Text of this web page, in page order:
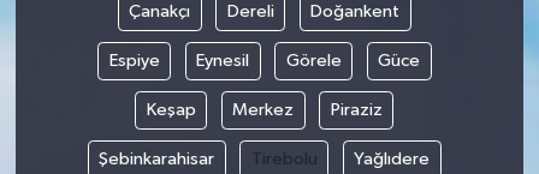
Çanakçı Dereli Doğankent
Espiye Eynesil Görele Güce
Keşap Merkez Piraziz
Şebinkarahisar Tirebolu Yağlıdere